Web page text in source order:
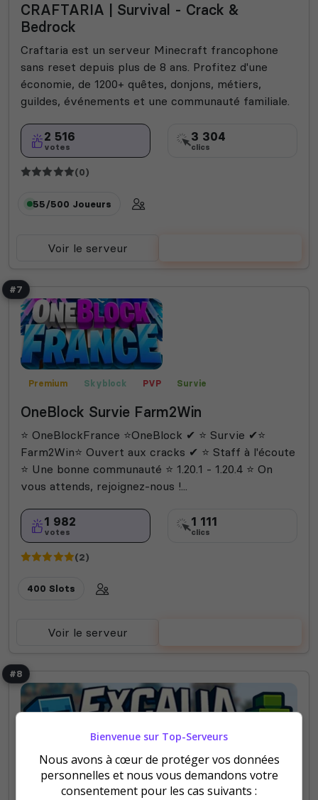
CRAFTARIA | Survival - Crack &
Bedrock
Craftaria est un serveur Minecraft francophone
sans reset depuis plus de 8 ans. Profitez d'une
économie, de 1200+ quêtes, donjons, métiers,
guildes, événements et une communauté familiale.
2 516
votes
3 304
clics
(0)
55/500 Joueurs
Voir le serveur
#7
Premium Skyblock PVP Survie
OneBlock Survie Farm2Win
⭐ OneBlockFrance ⭐OneBlock ✔ ⭐ Survie ✔⭐
Farm2Win⭐ Ouvert aux cracks ✔ ⭐ Staff à l'écoute
⭐ Une bonne communauté ⭐ 1.20.1 - 1.20.4 ⭐ On
vous attends, rejoignez-nous !...
1 982
votes
1 111
clics
(2)
400 Slots
Voir le serveur
#8
Semi-RP Premium
Bienvenue sur Top-Serveurs
Nous avons à cœur de protéger vos données
personnelles et nous vous demandons votre
consentement pour les cas suivants :